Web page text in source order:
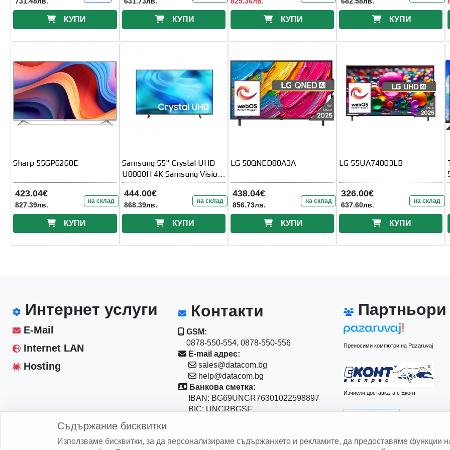
КУПИ КУПИ КУПИ КУПИ
Sharp 55GP6260E
423.04€
827.39лв. на склад
КУПИ
Samsung 55" Crystal UHD
U8000H 4K Samsung Vision
AI Smart TV (2026)
444.00€
868.39лв. на склад
КУПИ
LG 50QNED80A3A
438.04€
856.73лв. на склад
КУПИ
LG 55UA74003LB
326.00€
637.60лв. на склад
КУПИ
Интернет услуги
E-Mail
Internet LAN
Hosting
Контакти
GSM:
0878-550-554, 0878-550-556
E-mail адрес:
sales@datacom.bg
help@datacom.bg
Банкова сметка:
IBAN: BG69UNCR76301022598897
BIC: UNCRBGSF
бул."Васил Левски" 111
Партньори
Преносими компютри на Pazaruvaj
Изчисли доставката с Еконт
Съдържание бисквитки
Използваме бисквитки, за да персонализираме съдържанието и рекламите, да предоставяме функции